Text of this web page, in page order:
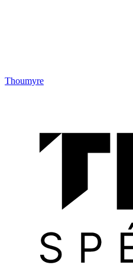
Thoumyre